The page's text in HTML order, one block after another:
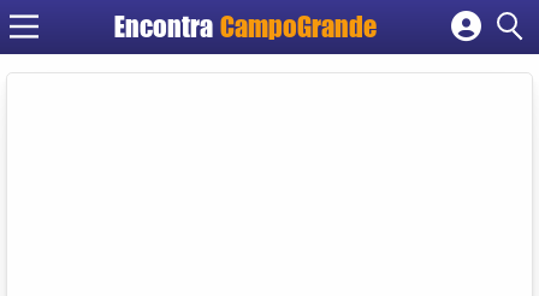
Encontra CampoGrande
Cadastrar empresa